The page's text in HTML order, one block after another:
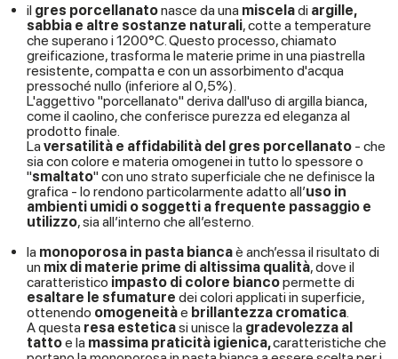
il gres porcellanatonasce da una misceladi argille,
sabbia e altre sostanze naturali, cotte a temperature
che superano i 1200°C. Questo processo, chiamato
greificazione, trasforma le materie prime in una piastrella
resistente, compatta e con un assorbimento d'acqua
pressoché nullo (inferiore al 0,5%).
L'aggettivo "porcellanato" deriva dall'uso di argilla bianca,
come il caolino, che conferisce purezza ed eleganza al
prodotto finale.
La versatilità e affidabilità del gres porcellanato - che
sia con colore e materia omogenei in tutto lo spessore o
"smaltato" con uno strato superficiale che ne definisce la
grafica - lo rendono particolarmente adatto all’uso in
ambienti umidi o soggetti a frequente passaggio e
utilizzo, sia all’interno che all’esterno.
la monoporosa in pasta biancaè anch’essa il risultato di
un mix di materie prime di altissima qualità, dove il
caratteristico impasto di colore biancopermette di
esaltare le sfumature dei colori applicati in superficie,
ottenendo omogeneitàe brillantezza cromatica
A questa resa esteticasi unisce la gradevolezza al
tattoe la massima praticità igienica,caratteristiche che